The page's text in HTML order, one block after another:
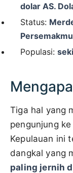
dolar AS.
Status:
Populasi:
Tiga hal yang
pengunjung
Kepulauan ini
dangkal yang
paling jernih